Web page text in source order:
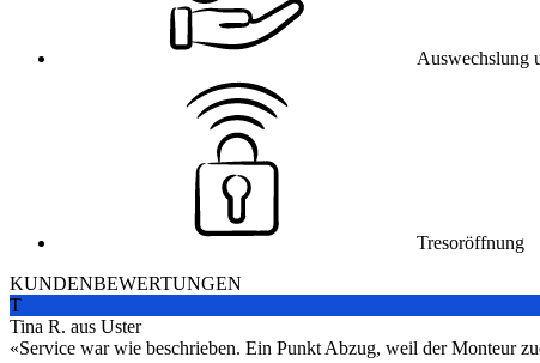
Auswechslung
Tresoröffnung
KUNDENBEWERTUNGEN
T
Tina R. aus Uster
Service war wie beschrieben. Ein Punkt Abzug, weil der Monteur